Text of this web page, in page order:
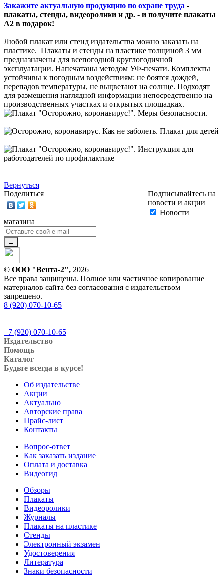
Закажите актуальную продукцию по охране труда -
плакаты, стенды, видеоролики и др. - и получите плакаты
А2 в подарок!
Любой плакат или стенд издательства можно заказать на
пластике. Плакаты и стенды на пластике толщиной 3 мм
предназначены для всепогодной круглогодичной
эксплуатации. Напечатаны методом УФ-печати. Комплекты
устойчивы к погодным воздействиям: не боятся дождей,
перепадов температуры, не выцветают на солнце. Подходят
для размещения наглядной информации непосредственно на
производственных участках и открытых площадках.
Вернуться
Поделиться
Подписывайтесь на
новости и акции
Новости
магазина
© ООО "Вента-2", 2026
Все права защищены. Полное или частичное копирование
материалов сайта без согласования с издательством
запрещено.
8 (920) 070-10-65
+7 (920) 070-10-65
Издательство
Помощь
Каталог
Будьте всегда в курсе!
Об издательстве
Акции
Актуально
Авторские права
Прайс-лист
Контакты
Вопрос-ответ
Как заказать издание
Оплата и доставка
Видеогид
Обзоры
Плакаты
Видеоролики
Журналы
Плакаты на пластике
Стенды
Электронный экзамен
Удостоверения
Литература
Знаки безопасности